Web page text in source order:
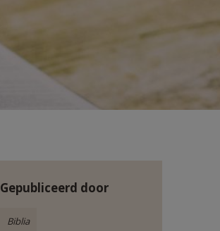
Gepubliceerd door
Biblia